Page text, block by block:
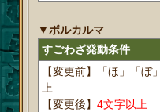
▼ボルカルマ
すごわざ発動条件
【変更前】「ほ」「ぼ
上
【変更後】 4文字以上